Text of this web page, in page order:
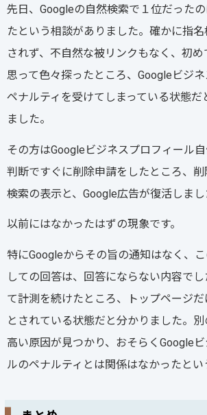
先日、Googleの自然検索で１位だった
たという相談がありました。確かに指
されず、不自然な被リンクもなく、初め
思って色々探ったところ、Googleビジ
ペナルティを受けてしまっている状態だ
ました。
その方はGoogleビジネスプロフィール
判断ですぐに削除申請をしたところ、
検索の表示と、Google広告が復活しまし
以前にはなかったはずの現象です。
特にGoogleからその旨の通知はなく、
しての回答は、回答にならない内容で
て計測を続けたところ、トップページ
とされている状態だと分かりました。
高い原因が見つかり、おそらくGoogle
ルのペナルティとは関係はなかったとい